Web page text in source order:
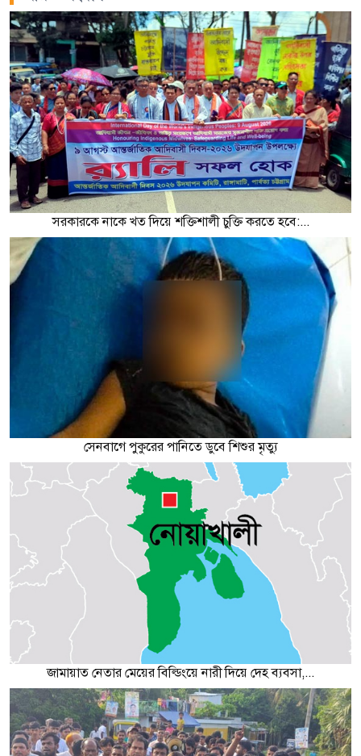
সরকারকে নাকে খত দিয়ে শক্তিশালী চুক্তি করতে হবে:...
সেনবাগে পুকুরের পানিতে ডুবে শিশুর মৃত্যু
জামায়াত নেতার মেয়ের বিল্ডিংয়ে নারী দিয়ে দেহ ব্যবসা,...